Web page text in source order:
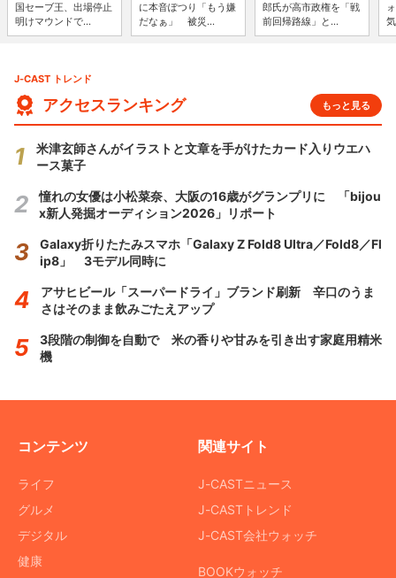
国セーブ王、出場停止
明けマウンドで...
に本音ぽつり「もう嫌
だなぁ」 被災...
郎氏が高市政権を「戦
前回帰路線」と...
J-CAST トレンド
アクセスランキング もっと見る
米津玄師さんがイラストと文章を手がけたカード入りウエハ
ース菓子
憧れの女優は小松菜奈、大阪の16歳がグランプリに 「bijou
x新人発掘オーディション2026」リポート
Galaxy折りたたみスマホ「Galaxy Z Fold8 Ultra／Fold8／Fl
ip8」 3モデル同時に
アサヒビール「スーパードライ」ブランド刷新 辛口のうま
さはそのまま飲みごたえアップ
3段階の制御を自動で 米の香りや甘みを引き出す家庭用精米
機
コンテンツ
ライフ
グルメ
デジタル
健康
関連サイト
J-CASTニュース
J-CASTトレンド
J-CAST会社ウォッチ
BOOKウォッチ